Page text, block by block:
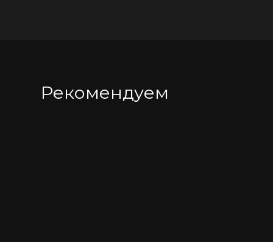
Рекомендуем